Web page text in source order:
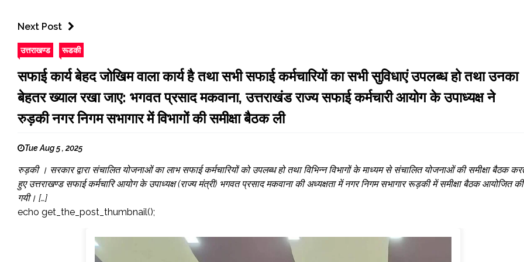
Next Post
उत्तराखण्ड रूडकी
सफाई कार्य बेहद जोखिम वाला कार्य है तथा सभी सफाई कर्मचारियों का सभी सुविधाएं उपलब्ध हो तथा उनका
बेहतर ख्याल रखा जाए: भगवत प्रसाद मकवाना, उत्तराखंड राज्य सफाई कर्मचारी आयोग के उपाध्यक्ष ने
रुड़की नगर निगम सभागार में विभागों की समीक्षा बैठक ली
Tue Aug 5 , 2025
रुड़की । सरकार द्वारा संचालित योजनाओं का लाभ सफाई कर्मचारियों को उपलब्ध हो तथा विभिन्न विभागों के माध्यम से संचालित योजनाओं की समीक्षा बैठक
हुए उत्तराखण्ड सफाई कर्मचारि आयोग के उपाध्यक्ष (राज्य मंत्री) भगवत प्रसाद मकवाना की अध्यक्षता में नगर निगम सभागार रूड़की में समीक्षा बैठक आयोजित की
गयी। […]
echo get_the_post_thumbnail();